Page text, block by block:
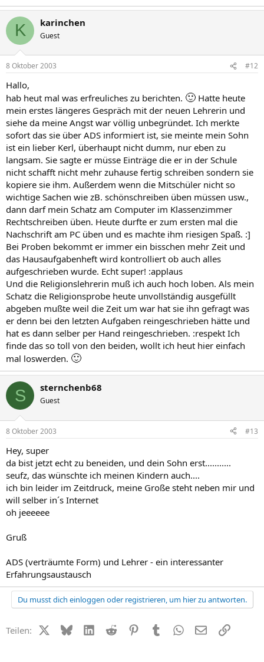
K karinchen
Guest
8 Oktober 2003 #12
Hallo,
hab heut mal was erfreuliches zu berichten. 🙂 Hatte heute
mein erstes längeres Gespräch mit der neuen Lehrerin und
siehe da meine Angst war völlig unbegründet. Ich merkte
sofort das sie über ADS informiert ist, sie meinte mein Sohn
ist ein lieber Kerl, überhaupt nicht dumm, nur eben zu
langsam. Sie sagte er müsse Einträge die er in der Schule
nicht schafft nicht mehr zuhause fertig schreiben sondern sie
kopiere sie ihm. Außerdem wenn die Mitschüler nicht so
wichtige Sachen wie zB. schönschreiben üben müssen usw.,
dann darf mein Schatz am Computer im Klassenzimmer
Rechtschreiben üben. Heute durfte er zum ersten mal die
Nachschrift am PC üben und es machte ihm riesigen Spaß. :]
Bei Proben bekommt er immer ein bisschen mehr Zeit und
das Hausaufgabenheft wird kontrolliert ob auch alles
aufgeschrieben wurde. Echt super! :applaus
Und die Religionslehrerin muß ich auch hoch loben. Als mein
Schatz die Religionsprobe heute unvollständig ausgefüllt
abgeben mußte weil die Zeit um war hat sie ihn gefragt was
er denn bei den letzten Aufgaben reingeschrieben hätte und
hat es dann selber per Hand reingeschrieben. :respekt Ich
finde das so toll von den beiden, wollt ich heut hier einfach
mal loswerden. 🙂
S sternchenb68
Guest
8 Oktober 2003 #13
Hey, super
da bist jetzt echt zu beneiden, und dein Sohn erst...........
seufz, das wünschte ich meinen Kindern auch....
ich bin leider im Zeitdruck, meine Große steht neben mir und
will selber in´s Internet
oh jeeeeee
Gruß
ADS (verträumte Form) und Lehrer - ein interessanter
Erfahrungsaustausch
Du musst dich einloggen oder registrieren, um hier zu antworten.
Teilen: X (Twitter)
BlueskyLinkedIn
Reddit PinterestTumblr WhatsApp
E-MailLink